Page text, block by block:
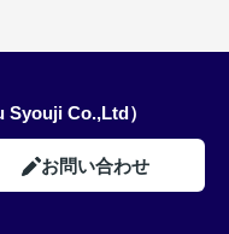
Co.,Ltd）
お問い合わせ